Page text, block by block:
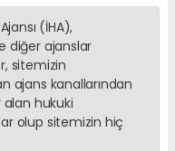
(İHA),
diğer ajanslar
sitemizin
ajans kanallarından
hukuki
olup sitemizin hiç